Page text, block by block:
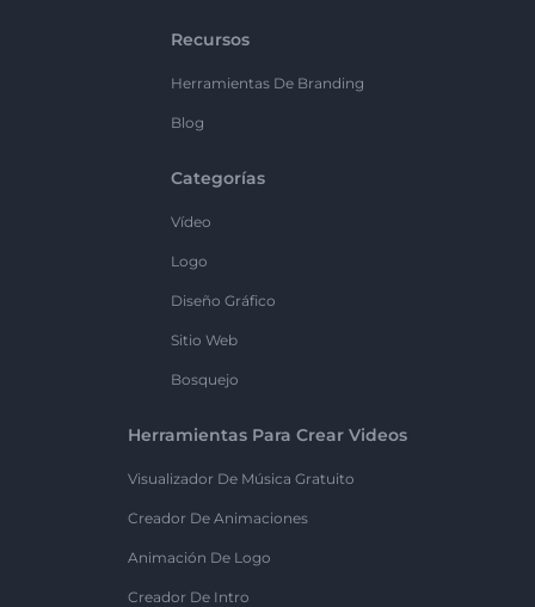
Recursos
Herramientas De Branding
Blog
Categorías
Vídeo
Logo
Diseño Gráfico
Sitio Web
Bosquejo
Herramientas Para Crear Videos
Visualizador De Música Gratuito
Creador De Animaciones
Animación De Logo
Creador De Intro